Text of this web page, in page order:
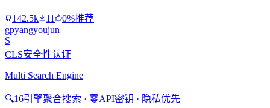
142.5k 11
0%推荐
gpyangyoujun
S
CLS安全性认证
Multi Search Engine
🔍16引擎聚合搜索 · 零API密钥 · 隐私优先